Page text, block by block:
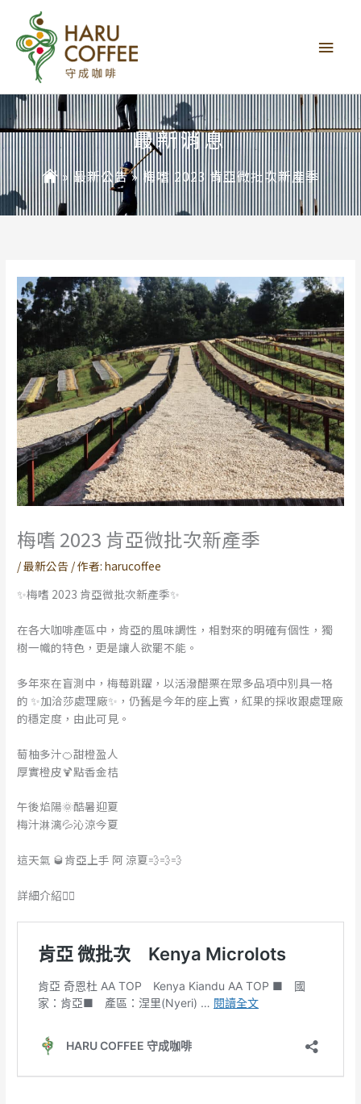
要
單
最新消息
» 最新公告» 梅嗜 2023 肯亞微批次新產季
梅嗜 2023 肯亞微批次新產季
/最新公告 / 作者:harucoffee
✨梅嗜 2023 肯亞微批次新產季✨
在各大咖啡產區中，肯亞的風味調性，相對來的明確有個性，獨
樹一幟的特色，更是讓人欲罷不能。
多年來在盲測中，梅莓跳躍，以活潑醋栗在眾多品項中別具一格
的 ✨加洽莎處理廠✨，仍舊是今年的座上賓，紅果的採收跟處理廠
的穩定度，由此可見。
萄柚多汁🍊甜橙盈人
厚實橙皮🍹點香金桔
午後焰陽🌞酷暑迎夏
梅汁淋漓💦沁涼今夏
這天氣 🥃肯亞上手 阿 涼夏💨💨💨
詳細介紹👉🏻